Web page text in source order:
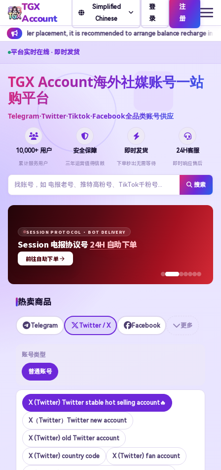
TGX
Account
Simplified
Chinese
登
录
注
册
to arrange balance recharge in advance. Customer
平台实时在线 · 即时发货
TGX Account海外社媒账号一站
购平台
Telegram·Twitter·Tiktok·Facebook全品类账号供应
10,000+ 用户
累计服务用户
安全保障
三年运营值得信赖
即时发货
下单秒出无需等待
24H客服
即时响应售后
搜索
APPLE ID · MULTI-REGION STOCK
Apple ID 均价 $1.48 即可上号
立即选购
热卖商品
Telegram Twitter / X Facebook 更多
账号类型
普通账号
X (Twitter) Twitter stable hot selling account🔥
X（Twitter）Twitter new account
X (Twitter) old Twitter account
X (Twitter) country code X (Twitter) fan account